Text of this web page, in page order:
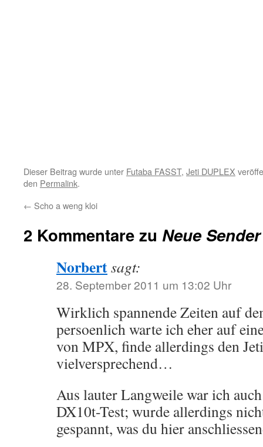
Dieser Beitrag wurde unter Futaba FASST, Jeti DUPLEX
den Permalink.
← Scho a weng kloi
2 Kommentare zu Neue Sender
Norbertsagt:
28. September 2011 um 13:02 Uhr
Wirklich spannende Zeiten auf
persoenlich warte ich eher auf
von MPX, finde allerdings den
vielversprechend…
Aus lauter Langweile war ich
DX10t-Test; wurde allerdings
gespannt, was du hier